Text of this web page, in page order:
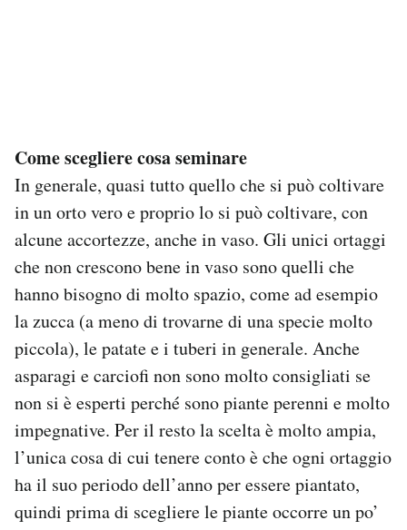
Come scegliere cosa seminare
In generale, quasi tutto quello che si può coltivare
in un orto vero e proprio lo si può coltivare, con
alcune accortezze, anche in vaso. Gli unici ortaggi
che non crescono bene in vaso sono quelli che
hanno bisogno di molto spazio, come ad esempio
la zucca (a meno di trovarne di una specie molto
piccola), le patate e i tuberi in generale. Anche
asparagi e carciofi non sono molto consigliati se
non si è esperti perché sono piante perenni e molto
impegnative. Per il resto la scelta è molto ampia,
l’unica cosa di cui tenere conto è che ogni ortaggio
ha il suo periodo dell’anno per essere piantato,
quindi prima di scegliere le piante occorre un po’